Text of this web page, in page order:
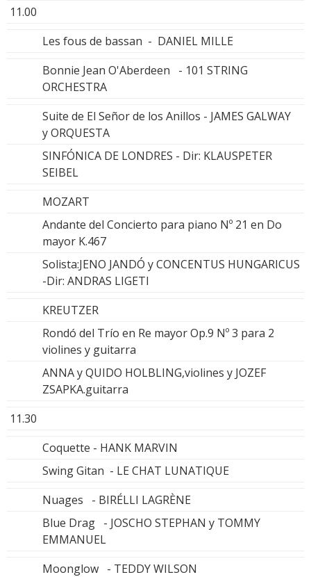
11.00
Les fous de bassan - DANIEL MILLE
Bonnie Jean O'Aberdeen - 101 STRING
ORCHESTRA
Suite de El Señor de los Anillos - JAMES GALWAY
y ORQUESTA
SINFÓNICA DE LONDRES - Dir: KLAUSPETER
SEIBEL
MOZART
Andante del Concierto para piano Nº 21 en Do
mayor K.467
Solista:JENO JANDÓ y CONCENTUS HUNGARICUS
-Dir: ANDRAS LIGETI
KREUTZER
Rondó del Trío en Re mayor Op.9 Nº 3 para 2
violines y guitarra
ANNA y QUIDO HOLBLING,violines y JOZEF
ZSAPKA.guitarra
11.30
Coquette - HANK MARVIN
Swing Gitan - LE CHAT LUNATIQUE
Nuages - BIRÉLLI LAGRÈNE
Blue Drag - JOSCHO STEPHAN y TOMMY
EMMANUEL
Moonglow - TEDDY WILSON